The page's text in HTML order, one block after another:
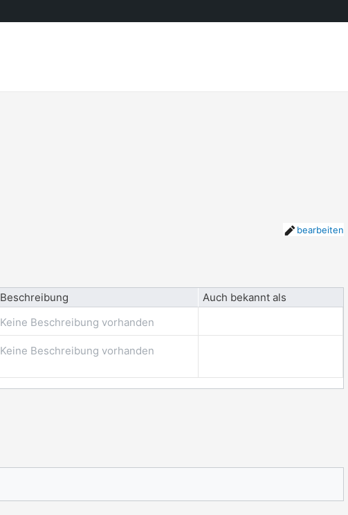
bearbeiten
Beschreibung
Auch bekannt als
Keine Beschreibung vorhanden
Keine Beschreibung vorhanden